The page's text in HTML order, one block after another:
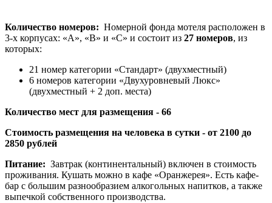
Количество номеров: Номерной фонда мотеля расположен в
3-х корпусах: «А», «В» и «С» и состоит из 27 номеров, из
которых:
21 номер категории «Стандарт» (двухместный)
6 номеров категории «Двухуровневый Люкс»
(двухместный + 2 доп. места)
Количество мест для размещения - 66
Стоимость размещения на человека в сутки - от 2100 до
2850 рублей
Питание: Завтрак (континентальный) включен в стоимость
проживания. Кушать можно в кафе «Оранжерея». Есть кафе-
бар с большим разнообразием алкогольных напитков, а также
выпечкой собственного производства.